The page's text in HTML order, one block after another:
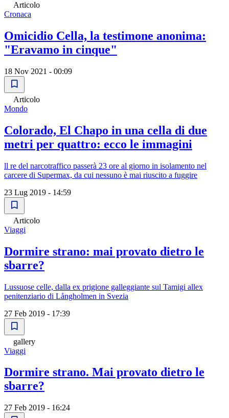
Articolo
Cronaca
Omicidio Cella, la testimone anonima:
"Eravamo in cinque"
18 Nov 2021 - 00:09
Articolo
Mondo
Colorado, El Chapo in una cella di due
metri per quattro: ecco le immagini
ll re del narcotraffico passerà 23 ore al giorno in isolamento nel
carcere di Supermax, da cui nessuno è mai riuscito a fuggire
23 Lug 2019 - 14:59
Articolo
Viaggi
Dormire strano: mai provato dietro le
sbarre?
Lussuose celle, dalla ex prigione galleggiante sul Tamigi allex
penitenziario di Långholmen in Svezia
27 Feb 2019 - 17:39
gallery
Viaggi
Dormire strano. Mai provato dietro le
sbarre?
27 Feb 2019 - 16:24